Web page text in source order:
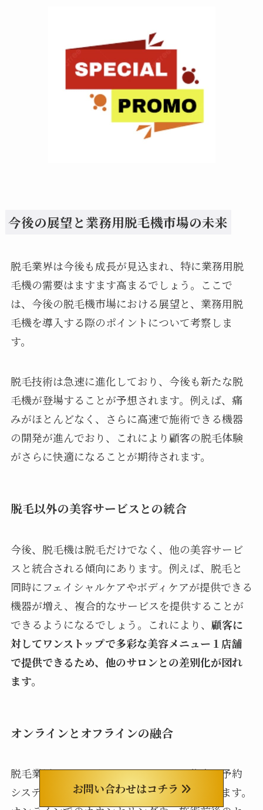
今後の展望と業務用脱毛機市場の未来
脱毛業界は今後も成長が見込まれ、特に業務用脱
毛機の需要はますます高まるでしょう。ここで
は、今後の脱毛機市場における展望と、業務用脱
毛機を導入する際のポイントについて考察しま
す。
脱毛技術は急速に進化しており、今後も新たな脱
毛機が登場することが予想されます。例えば、痛
みがほとんどなく、さらに高速で施術できる機器
の開発が進んでおり、これにより顧客の脱毛体験
がさらに快適になることが期待されます。
脱毛以外の美容サービスとの統合
今後、脱毛機は脱毛だけでなく、他の美容サービ
スと統合される傾向にあります。例えば、脱毛と
同時にフェイシャルケアやボディケアが提供できる
機器が増え、複合的なサービスを提供することが
できるようになるでしょう。これにより、 顧客に
対してワンストップで多彩な美容メニュー１店舗
で提供できるため、他のサロンとの差別化が図れ
ます。
オンラインとオフラインの融合
脱毛業界においても、オンラインでの集客や予約
システムの導入がますます一般的になっています。
お問い合わせはコチラ